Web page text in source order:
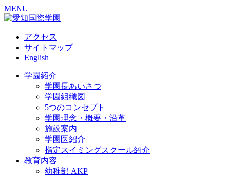
MENU
アクセス
サイトマップ
English
学園紹介
学園長あいさつ
学園組織図
5つのコンセプト
学園理念・概要・沿革
施設案内
学園医紹介
指定スイミングスクール紹介
教育内容
幼稚部 AKP